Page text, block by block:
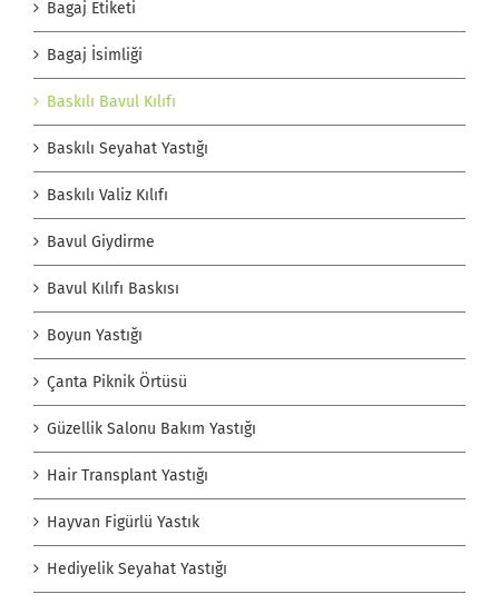
Bagaj Etiketi
Bagaj İsimliği
Baskılı Bavul Kılıfı
Baskılı Seyahat Yastığı
Baskılı Valiz Kılıfı
Bavul Giydirme
Bavul Kılıfı Baskısı
Boyun Yastığı
Çanta Piknik Örtüsü
Güzellik Salonu Bakım Yastığı
Hair Transplant Yastığı
Hayvan Figürlü Yastık
Hediyelik Seyahat Yastığı